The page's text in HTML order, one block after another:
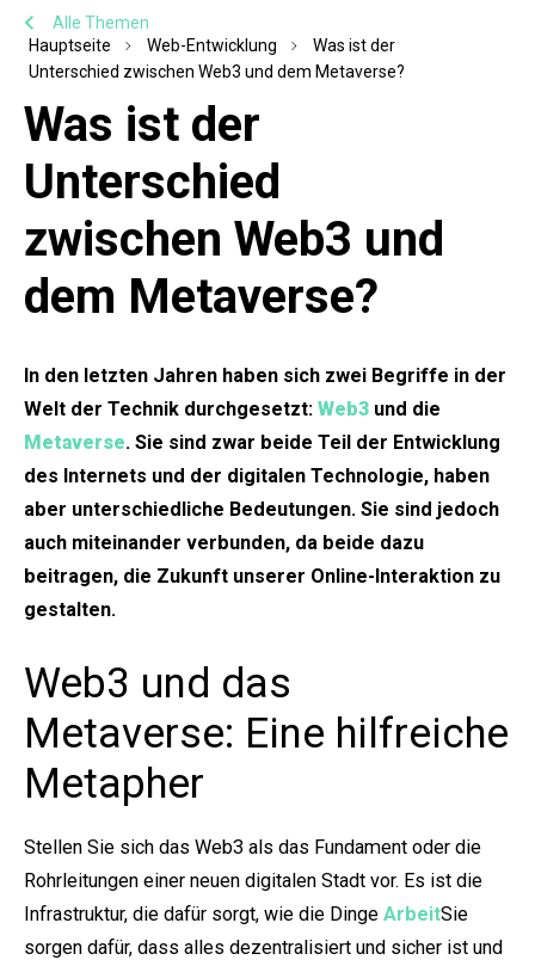
Alle Themen
Hauptseite
Web-Entwicklung
Was ist der
Unterschied zwischen Web3 und dem Metaverse?
Was ist der
Unterschied
zwischen Web3 und
dem Metaverse?
In den letzten Jahren haben sich zwei Begriffe in der
Welt der Technik durchgesetzt: Web3 und die
Metaverse. Sie sind zwar beide Teil der Entwicklung
des Internets und der digitalen Technologie, haben
aber unterschiedliche Bedeutungen. Sie sind jedoch
auch miteinander verbunden, da beide dazu
beitragen, die Zukunft unserer Online-Interaktion zu
gestalten.
Web3 und das
Metaverse: Eine hilfreiche
Metapher
Stellen Sie sich das Web3 als das Fundament oder die
Rohrleitungen einer neuen digitalen Stadt vor. Es ist die
Infrastruktur, die dafür sorgt, wie die Dinge ArbeitSie
sorgen dafür, dass alles dezentralisiert und sicher ist und